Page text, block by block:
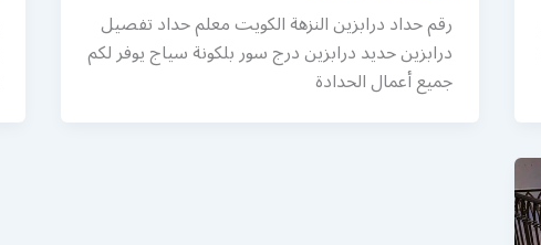
رقم حداد درابزين النزهة الكويت معلم حداد تفصيل
درابزين حديد درابزين درج سور بلكونة سياج يوفر لكم
جميع أعمال الحدادة